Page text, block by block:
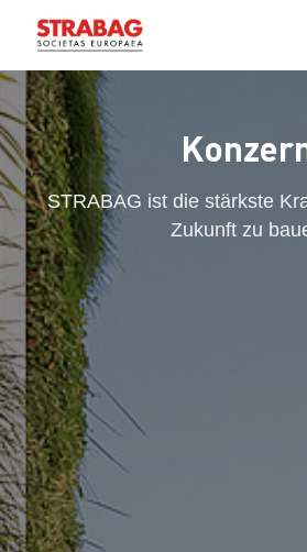
STRABAG ist die stärkste
Zukunft zu